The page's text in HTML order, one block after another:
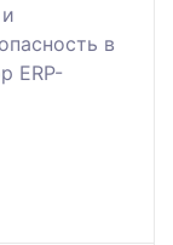
в
ERP-